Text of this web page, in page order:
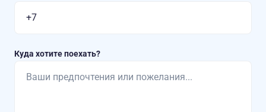
Куда хотите поехать?